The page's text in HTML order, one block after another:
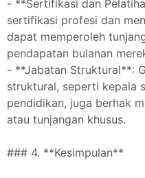
- **Sertifikasi dan
sertifikasi profesi dan
dapat memperoleh
pendapatan bulanan
- **Jabatan Struktural**:
struktural, seperti kepala
pendidikan, juga berhak
atau tunjangan khusus.
### 4. **Kesimpulan**